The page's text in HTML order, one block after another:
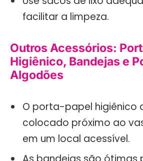
facilitar a limpeza.
Outros Acessórios:
Higiênico, Bandejas e
Algodões
O porta-papel higiênico
colocado próximo ao
em um local acessível.